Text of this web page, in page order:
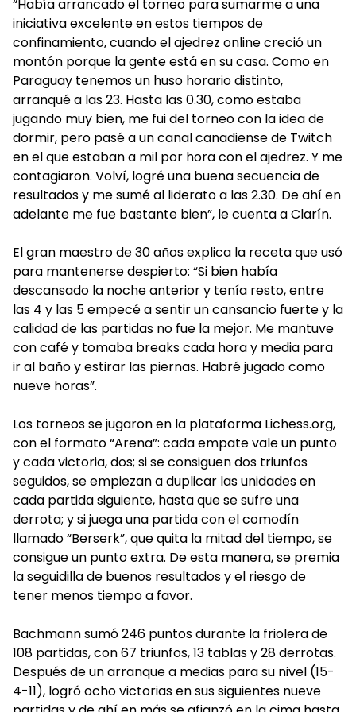
“Había arrancado el torneo para sumarme a una
iniciativa excelente en estos tiempos de
confinamiento, cuando el ajedrez online creció un
montón porque la gente está en su casa. Como en
Paraguay tenemos un huso horario distinto,
arranqué a las 23. Hasta las 0.30, como estaba
jugando muy bien, me fui del torneo con la idea de
dormir, pero pasé a un canal canadiense de Twitch
en el que estaban a mil por hora con el ajedrez. Y me
contagiaron. Volví, logré una buena secuencia de
resultados y me sumé al liderato a las 2.30. De ahí en
adelante me fue bastante bien”, le cuenta a Clarín.
El gran maestro de 30 años explica la receta que usó
para mantenerse despierto: “Si bien había
descansado la noche anterior y tenía resto, entre
las 4 y las 5 empecé a sentir un cansancio fuerte y la
calidad de las partidas no fue la mejor. Me mantuve
con café y tomaba breaks cada hora y media para
ir al baño y estirar las piernas. Habré jugado como
nueve horas”.
Los torneos se jugaron en la plataforma Lichess.org,
con el formato “Arena”: cada empate vale un punto
y cada victoria, dos; si se consiguen dos triunfos
seguidos, se empiezan a duplicar las unidades en
cada partida siguiente, hasta que se sufre una
derrota; y si juega una partida con el comodín
llamado “Berserk”, que quita la mitad del tiempo, se
consigue un punto extra. De esta manera, se premia
la seguidilla de buenos resultados y el riesgo de
tener menos tiempo a favor.
Bachmann sumó 246 puntos durante la friolera de
108 partidas, con 67 triunfos, 13 tablas y 28 derrotas.
Después de un arranque a medias para su nivel (15-
4-11), logró ocho victorias en sus siguientes nueve